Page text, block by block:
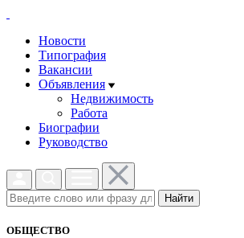
Новости
Типография
Вакансии
Объявления
Недвижимость
Работа
Биографии
Руководство
Найти
ОБЩЕСТВО